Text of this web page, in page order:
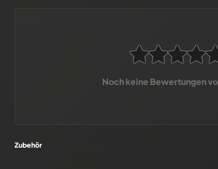
Noch keine Bewertungen
Zubehör